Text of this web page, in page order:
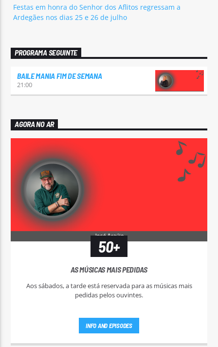
Festas em honra do Senhor dos Aflitos regressam a
Ardegães nos dias 25 e 26 de julho
PROGRAMA SEGUINTE
BAILE MANIA FIM DE SEMANA
21:00
AGORA NO AR
50+
AS MÚSICAS MAIS PEDIDAS
Aos sábados, a tarde está reservada para as músicas mais
pedidas pelos ouvintes.
INFO AND EPISODES